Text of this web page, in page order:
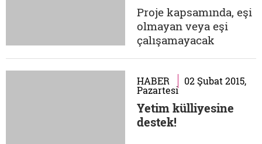
Proje kapsamında, eşi
olmayan veya eşi
çalışamayacak
sırtlanmış olan
hanımların, kendi
ürettikleri el emeği
ürünleri satışa
HABER 02 Şubat 2015,
Pazartesi
Yetim külliyesine
destek!